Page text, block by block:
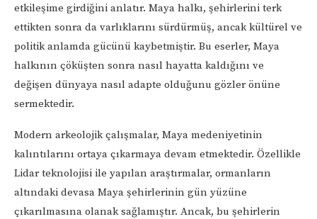
etkileşime girdiğini anlatır. Maya halkı, şehirlerini terk
ettikten sonra da varlıklarını sürdürmüş, ancak kültürel ve
politik anlamda gücünü kaybetmiştir. Bu eserler, Maya
halkının çöküşten sonra nasıl hayatta kaldığını ve
değişen dünyaya nasıl adapte olduğunu gözler önüne
sermektedir.
Modern arkeolojik çalışmalar, Maya medeniyetinin
kalıntılarını ortaya çıkarmaya devam etmektedir. Özellikle
Lidar teknolojisi ile yapılan araştırmalar, ormanların
altındaki devasa Maya şehirlerinin gün yüzüne
çıkarılmasına olanak sağlamıştır. Ancak, bu şehirlerin